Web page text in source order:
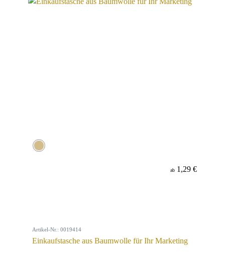
ab 1,29 €
Artikel-Nr.: 0019414
Einkaufstasche aus Baumwolle für Ihr Marketing